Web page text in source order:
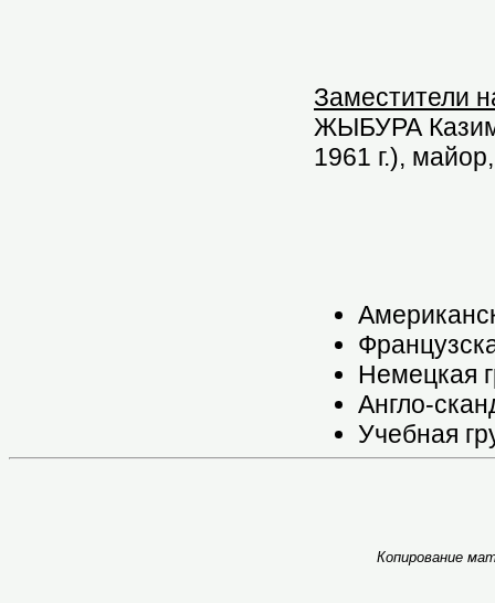
Заместители
ЖЫБУРА
1961 г.),
Немецкая
Англо-
Учебная
Копирование